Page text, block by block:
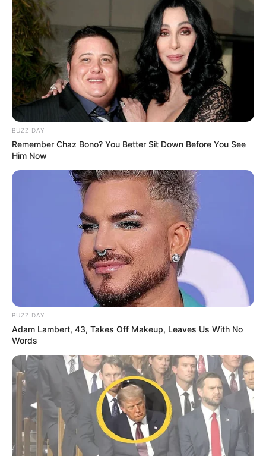
Hier kann die Route zu diesem Ausflugsziel
berechnet
werden, auch vomaktuellen Standortaus. Außerdem
bieten wir die GPS-Daten als Wegpunkt zum
Download
im GPX-Format an, für den Import in Navigationsgeräten
und in Google Earth. Die GPS-Daten lauten: Latitude =
50.94059 und Longitude = 6.95901.
Position des Kölner Römisch-Germanischen Museums
am Roncalliplatz in Köln auf der Landkarte von
Lageplan alsgrößere Karte zeigen.
Deutschlandweit Veranstaltung kostenlos
eintragen:
BUZZ DAY
Remember Chaz Bono? You Better Sit Down Before You See
Him Now
BUZZ DAY
Adam Lambert, 43, Takes Off Makeup, Leaves Us With No
Words